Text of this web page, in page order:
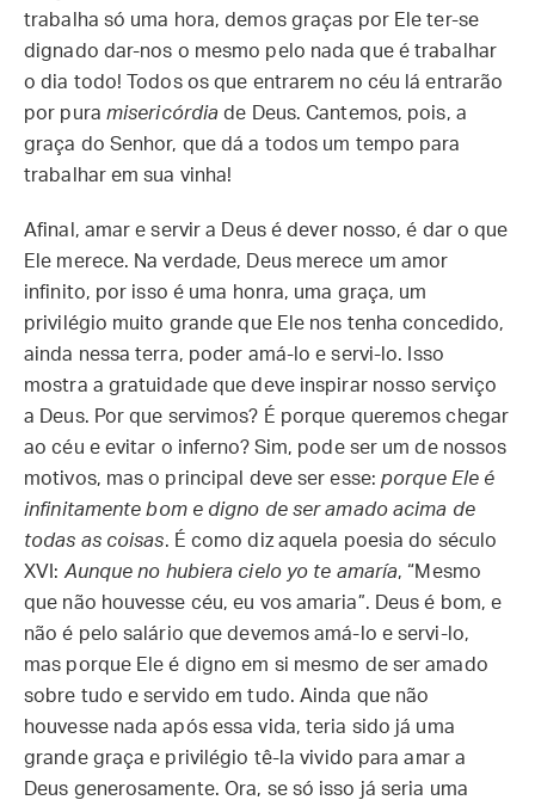
trabalha só uma hora, demos graças por Ele ter-se
dignado dar-nos o mesmo pelo nada que é trabalhar
o dia todo! Todos os que entrarem no céu lá entrarão
por pura misericórdia de Deus. Cantemos, pois, a
graça do Senhor, que dá a todos um tempo para
trabalhar em sua vinha!
Afinal, amar e servir a Deus é dever nosso, é dar o que
Ele merece. Na verdade, Deus merece um amor
infinito, por isso é uma honra, uma graça, um
privilégio muito grande que Ele nos tenha concedido,
ainda nessa terra, poder amá-lo e servi-lo. Isso
mostra a gratuidade que deve inspirar nosso serviço
a Deus. Por que servimos? É porque queremos chegar
ao céu e evitar o inferno? Sim, pode ser um de nossos
motivos, mas o principal deve ser esse:porque Ele é
infinitamente bom e digno de ser amado acima de
todas as coisas. É como diz aquela poesia do século
XVI: Aunque no hubiera cielo yo te amaría, “Mesmo
que não houvesse céu, eu vos amaria”. Deus é bom, e
não é pelo salário que devemos amá-lo e servi-lo,
mas porque Ele é digno em si mesmo de ser amado
sobre tudo e servido em tudo. Ainda que não
houvesse nada após essa vida, teria sido já uma
grande graça e privilégio tê-la vivido para amar a
Deus generosamente. Ora, se só isso já seria uma